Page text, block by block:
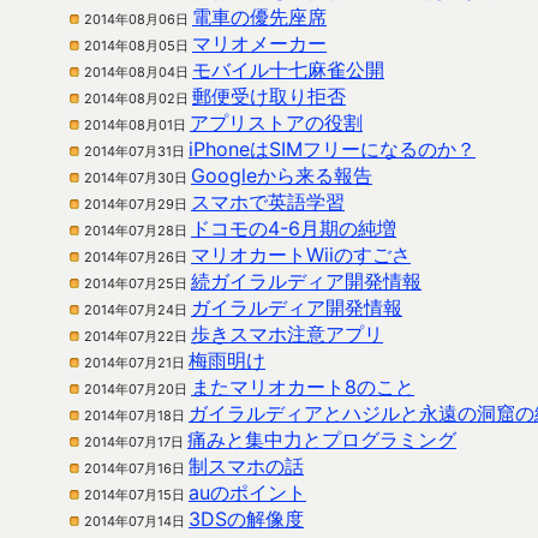
2014年08月06日 電車の優先座席
2014年08月05日 マリオメーカー
2014年08月04日 モバイル十七麻雀公開
2014年08月02日 郵便受け取り拒否
2014年08月01日 アプリストアの役割
2014年07月31日 iPhoneはSIMフリーになるのか？
2014年07月30日 Googleから来る報告
2014年07月29日 スマホで英語学習
2014年07月28日 ドコモの4-6月期の純増
2014年07月26日 マリオカートWiiのすごさ
2014年07月25日 続ガイラルディア開発情報
2014年07月24日 ガイラルディア開発情報
2014年07月22日 歩きスマホ注意アプリ
2014年07月21日 梅雨明け
2014年07月20日 またマリオカート8のこと
2014年07月18日 ガイラルディアとハジルと永遠の洞窟
2014年07月17日 痛みと集中力とプログラミング
2014年07月16日 制スマホの話
2014年07月15日 auのポイント
2014年07月14日 3DSの解像度